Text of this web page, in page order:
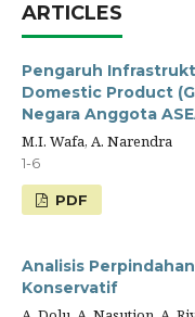
ARTICLES
Pengaruh
Domestic Product
Negara Anggota
M.I. Wafa, A. Narendra
1-6
PDF
Analisis
Konservatif